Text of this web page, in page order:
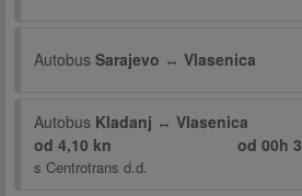
Autobus Sarajevo ↔ Vlasenica
Autobus Kladanj ↔ Vlasenica
od 4,10 kn
od 00h
s Centrotrans d.d.